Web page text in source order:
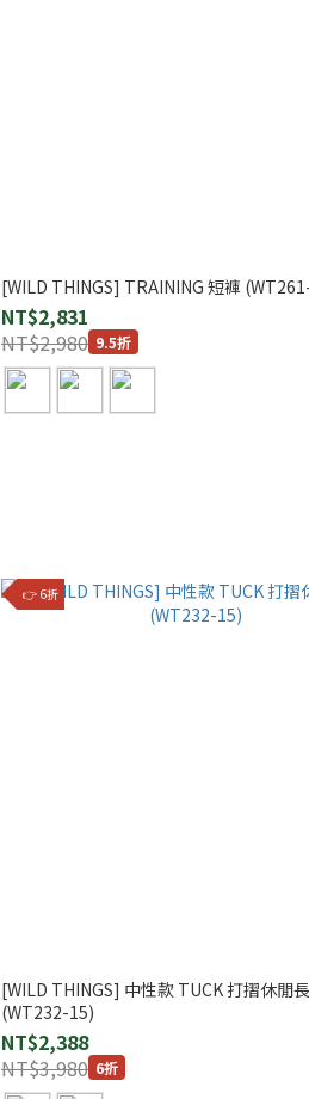
[WILD THINGS] TRAINING 短褲
NT$2,831
NT$2,980 9.5折
👉 6折
[WILD THINGS] 中性款 TUCK 打摺休閒
(WT232-15)
NT$2,388
NT$3,980 6折